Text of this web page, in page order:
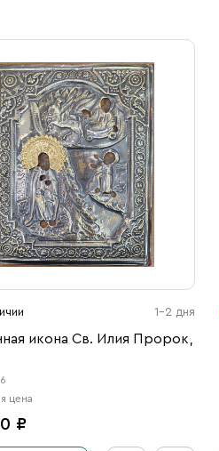
1-2 дня
икона Св. Илия Пророк,
цена
₽